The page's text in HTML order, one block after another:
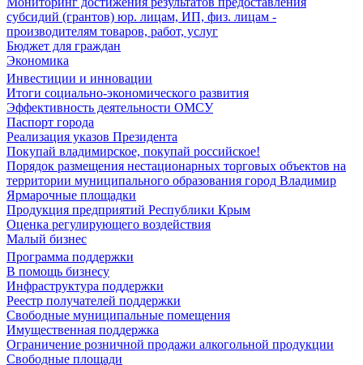
субсидий (грантов) юр. лицам, ИП, физ. лицам -
производителям товаров, работ, услуг
Бюджет для граждан
Экономика
Инвестиции и инновации
Итоги социально-экономического развития
Эффективность деятельности ОМСУ
Паспорт города
Реализация указов Президента
Покупай владимирское, покупай российское!
Порядок размещения нестационарных торговых объектов на
территории муниципального образования город Владимир
Ярмарочные площадки
Продукция предприятий Республики Крым
Оценка регулирующего воздействия
Малый бизнес
Программа поддержки
В помощь бизнесу
Инфраструктура поддержки
Реестр получателей поддержки
Свободные муниципальные помещения
Имущественная поддержка
Ограничение розничной продажи алкогольной продукции
Свободные площади